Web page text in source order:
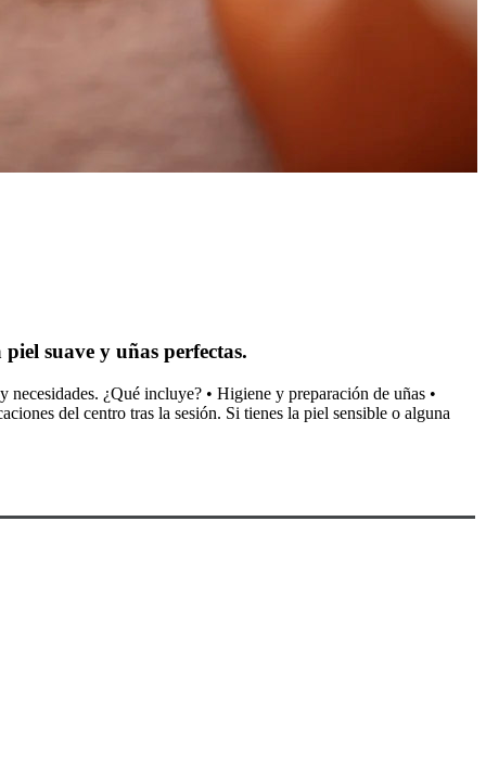
suave y uñas perfectas.
¿Qué incluye? • Higiene y preparación de uñas •
del centro tras la sesión. Si tienes la piel sensible o alguna